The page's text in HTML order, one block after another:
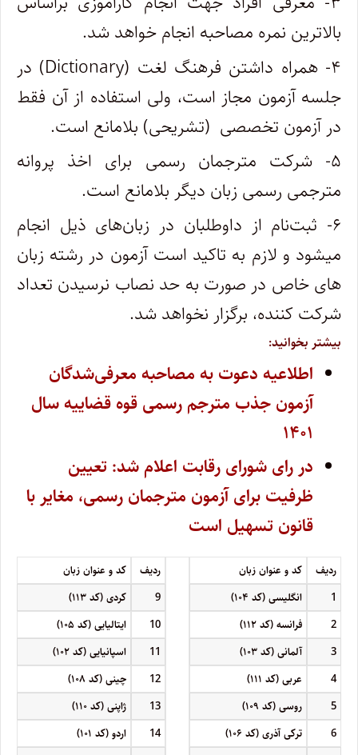
بالاترین نمره مصاحبه انجام خواهد شد.
۴- همراه داشتن فرهنگ لغت (Dictionary) در
جلسه آزمون مجاز است، ولی استفاده از آن فقط
در آزمون تخصصی (تشریحی) بلامانع است.
۵- شرکت مترجمان رسمی برای اخذ پروانه
مترجمی رسمی زبان دیگر بلامانع است.
۶- ثبت‌نام از داوطلبان در زبان‌های ذیل انجام
می‎شود و لازم به تاکید است آزمون در رشته زبان
های خاص در صورت به حد نصاب نرسیدن تعداد
شرکت کننده، برگزار نخواهد شد.
بیشتر بخوانید:
اطلاعیه دعوت به مصاحبه معرفی‌شدگان
آزمون جذب مترجم رسمی قوه قضاییه سال
۱۴۰۱
در رای شورای رقابت اعلام شد: تعیین
ظرفیت برای آزمون مترجمان رسمی، مغایر با
قانون تسهیل است
ردیف کد و عنوان زبان ردیف
کد و عنوان زبان
1
انگلیسی (کد ۱۰۴) 9
کردی (کد ۱۱۳)
2
فرانسه (کد ۱۱۲) 10
ایتالیایی (کد ۱۰۵)
3
آلمانی (کد ۱۰۳) 11
اسپانیایی (کد ۱۰۲)
4
عربی (کد ۱۱۱) 12
چینی (کد ۱۰۸)
5
روسی (کد ۱۰۹) 13
ژاپنی (کد ۱۱۰)
6
ترکی آذری (کد ۱۰۶) 14
اردو (کد ۱۰۱)